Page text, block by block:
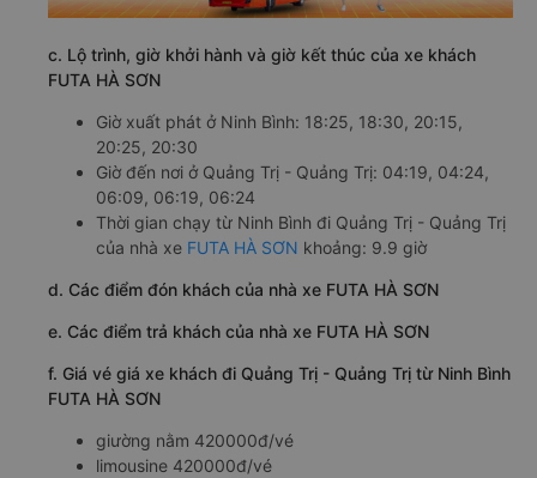
c. Lộ trình, giờ khởi hành và giờ kết thúc của xe khách
FUTA HÀ SƠN
Giờ xuất phát ở Ninh Bình: 18:25, 18:30, 20:15,
20:25, 20:30
Giờ đến nơi ở Quảng Trị - Quảng Trị: 04:19, 04:24,
06:09, 06:19, 06:24
Thời gian chạy từ Ninh Bình đi Quảng Trị - Quảng Trị
của nhà xe FUTA HÀ SƠN khoảng: 9.9 giờ
d. Các điểm đón khách của nhà xe FUTA HÀ SƠN
e. Các điểm trả khách của nhà xe FUTA HÀ SƠN
f. Giá vé giá xe khách đi Quảng Trị - Quảng Trị từ Ninh Bình
FUTA HÀ SƠN
giường nằm 420000đ/vé
limousine 420000đ/vé